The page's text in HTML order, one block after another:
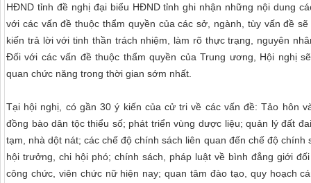
HĐND tỉnh đề nghị đại biểu HĐND tỉnh ghi nhận những nội dung
với các vấn đề thuộc thẩm quyền của các sở, ngành, tùy vấn đề
kiến trả lời với tinh thần trách nhiệm, làm rõ thực trạng, nguyên
Đối với các vấn đề thuộc thẩm quyền của Trung ương, Hội nghị
quan chức năng trong thời gian sớm nhất.
Tại hội nghị, có gần 30 ý kiến của cử tri về các vấn đề: Tảo hôn
đồng bào dân tộc thiểu số; phát triển vùng dược liệu; quản lý đất
tạm, nhà dột nát; các chế độ chính sách liên quan đến chế độ
hội trưởng, chi hội phó; chính sách, pháp luật về bình đẳng giới
công chức, viên chức nữ hiện nay; quan tâm đào tạo, quy hoạch